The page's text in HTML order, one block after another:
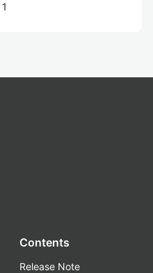
1
Contents
Release Note